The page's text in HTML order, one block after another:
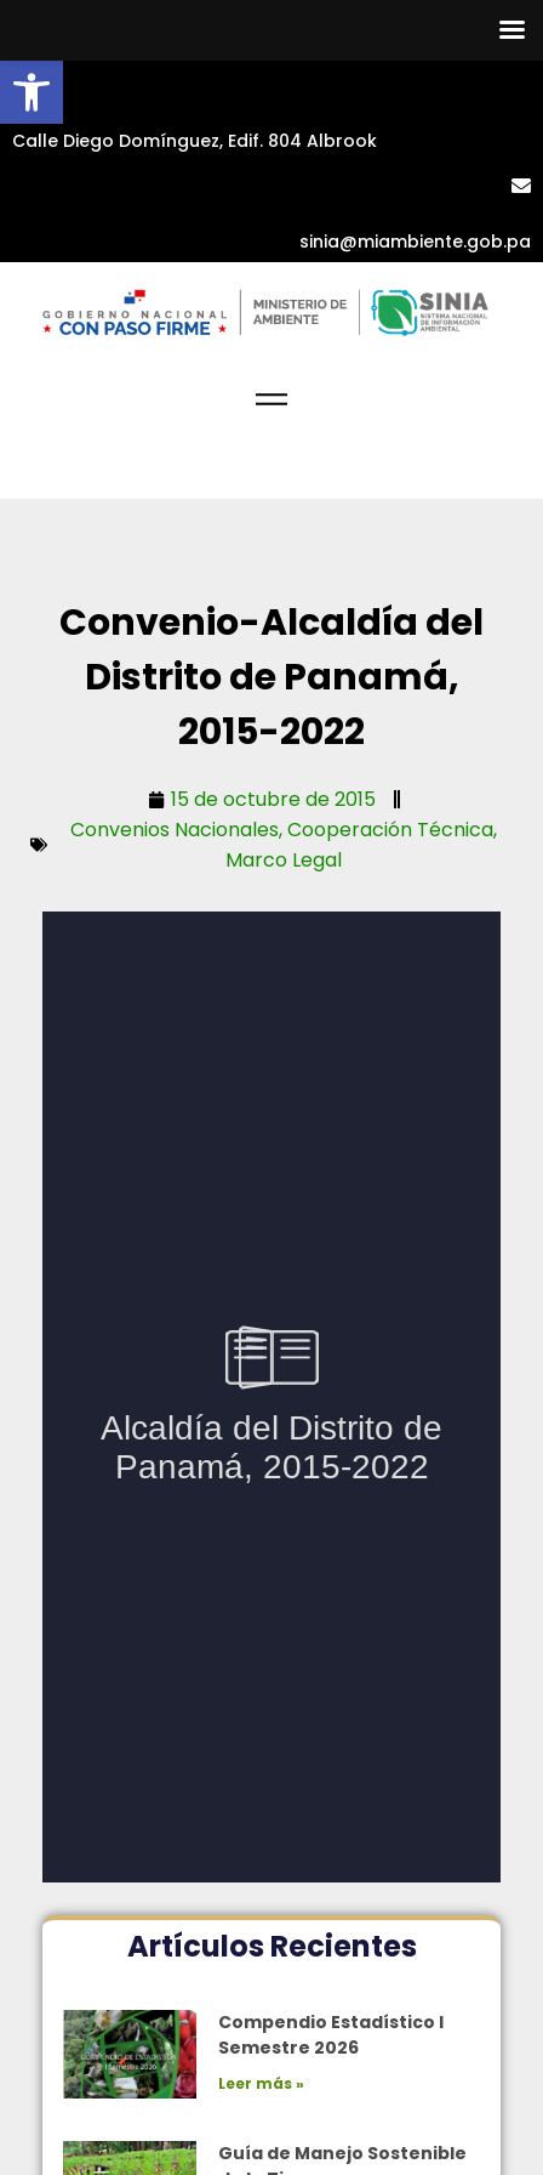
Abrir barra de herramientas
Calle Diego Domínguez, Edif. 804 Albrook
sinia@miambiente.gob.pa
Convenio-Alcaldía del
Distrito de Panamá,
2015-2022
15 de octubre de 2015
Convenios Nacionales,Cooperación Técnica,
Marco Legal
Artículos Recientes
Compendio Estadístico I
Semestre 2026
Leer más »
Guía de Manejo Sostenible